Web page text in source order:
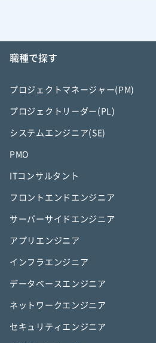
職種で探す
プロジェクトマネージャー(PM)
プロジェクトリーダー(PL)
システムエンジニア(SE)
PMO
ITコンサルタント
フロントエンドエンジニア
サーバーサイドエンジニア
アプリエンジニア
インフラエンジニア
データベースエンジニア
ネットワークエンジニア
セキュリティエンジニア